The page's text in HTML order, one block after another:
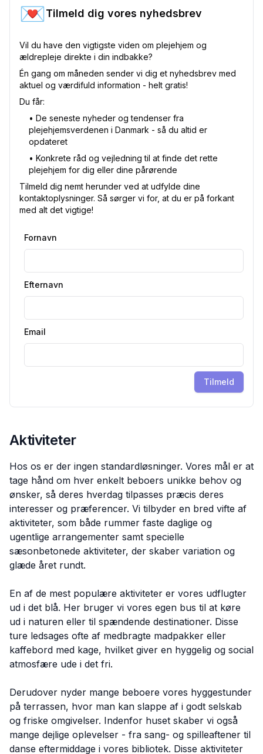
💌Tilmeld dig vores nyhedsbrev
Vil du have den vigtigste viden om plejehjem og
ældrepleje direkte i din indbakke?
Én gang om måneden sender vi dig et nyhedsbrev med
aktuel og værdifuld information - helt gratis!
Du får:
•⁠ De seneste nyheder og tendenser fra
plejehjemsverdenen i Danmark - så du altid er
opdateret
•⁠ Konkrete råd og vejledning til at finde det rette
plejehjem for dig eller dine pårørende
Tilmeld dig nemt herunder ved at udfylde dine
kontaktoplysninger. Så sørger vi for, at du er på forkant
med alt det vigtige!
Fornavn
Efternavn
Email
Tilmeld
Aktiviteter
Hos os er der ingen standardløsninger. Vores mål er at
tage hånd om hver enkelt beboers unikke behov og
ønsker, så deres hverdag tilpasses præcis deres
interesser og præferencer. Vi tilbyder en bred vifte af
aktiviteter, som både rummer faste daglige og
ugentlige arrangementer samt specielle
sæsonbetonede aktiviteter, der skaber variation og
glæde året rundt.
En af de mest populære aktiviteter er vores udflugter
ud i det blå. Her bruger vi vores egen bus til at køre
ud i naturen eller til spændende destinationer. Disse
ture ledsages ofte af medbragte madpakker eller
kaffebord med kage, hvilket giver en hyggelig og social
atmosfære ude i det fri.
Derudover nyder mange beboere vores hyggestunder
på terrassen, hvor man kan slappe af i godt selskab
og friske omgivelser. Indenfor huset skaber vi også
mange dejlige oplevelser - fra sang- og spilleaftener til
danse eftermiddage i vores bibliotek. Disse aktiviteter